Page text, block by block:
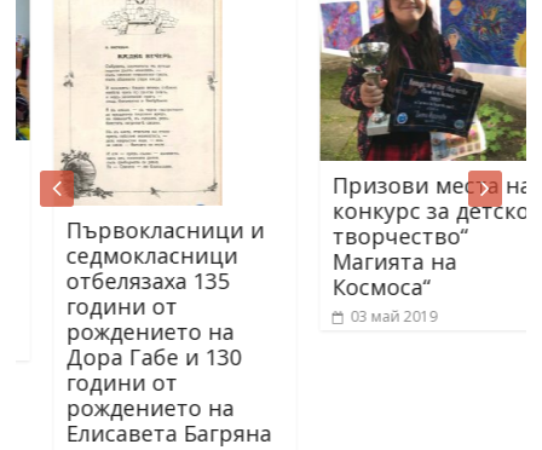
Първокласници и
седмокласници
отбелязаха 135
години от
рождението на
Дора Габе и 130
години от
рождението на
Елисавета Багряна
Призови места на
конкурс за детско
творчество“
Магията на
Космоса“
03 май 2019